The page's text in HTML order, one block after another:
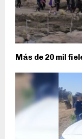
Más de 20 mil